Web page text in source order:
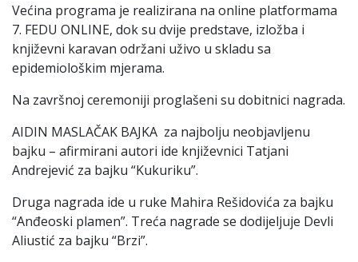
Većina programa je realizirana na online platformama
7. FEDU ONLINE, dok su dvije predstave, izložba i
književni karavan održani uživo u skladu sa
epidemiološkim mjerama.
Na završnoj ceremoniji proglašeni su dobitnici nagrada.
AIDIN MASLAČAK BAJKA za najbolju neobjavljenu
bajku – afirmirani autori ide književnici Tatjani
Andrejević za bajku “Kukuriku”.
Druga nagrada ide u ruke Mahira Rešidovića za bajku
“Anđeoski plamen”. Treća nagrade se dodijeljuje Devli
Aliustić za bajku “Brzi”.